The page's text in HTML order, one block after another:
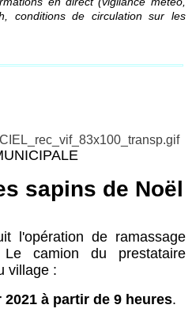
conditions de circulation sur les
sapins de Noël
l'opération de ramassage
camion du prestataire
village :
2021 à partir de 9 heures.